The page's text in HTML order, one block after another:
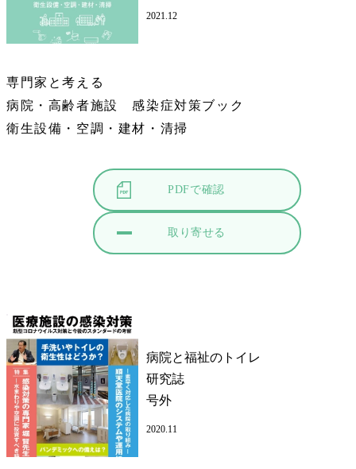
2021.12
専門家と考える
病院・高齢者施設 感染症対策ブック
衛生設備・空調・建材・清掃
PDFで確認
取り寄せる
病院と福祉のトイレ
研究誌
号外
2020.11